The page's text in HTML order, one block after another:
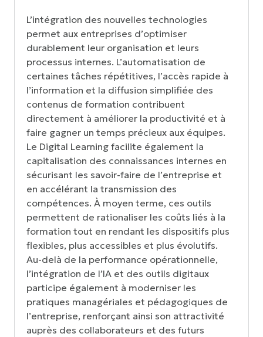
L’intégration des nouvelles technologies
permet aux entreprises d’optimiser
durablement leur organisation et leurs
processus internes. L’automatisation de
certaines tâches répétitives, l’accès rapide à
l’information et la diffusion simplifiée des
contenus de formation contribuent
directement à améliorer la productivité et à
faire gagner un temps précieux aux équipes.
Le Digital Learning facilite également la
capitalisation des connaissances internes en
sécurisant les savoir-faire de l’entreprise et
en accélérant la transmission des
compétences. À moyen terme, ces outils
permettent de rationaliser les coûts liés à la
formation tout en rendant les dispositifs plus
flexibles, plus accessibles et plus évolutifs.
Au-delà de la performance opérationnelle,
l’intégration de l’IA et des outils digitaux
participe également à moderniser les
pratiques managériales et pédagogiques de
l’entreprise, renforçant ainsi son attractivité
auprès des collaborateurs et des futurs